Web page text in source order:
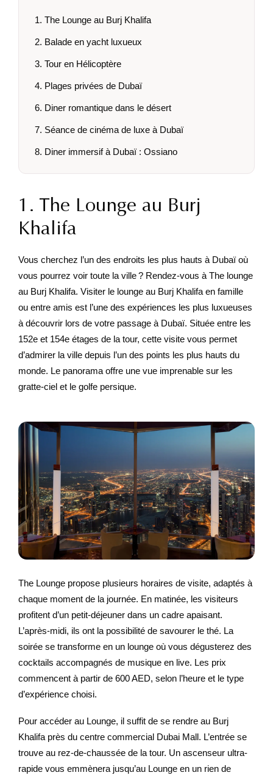
1. The Lounge au Burj Khalifa
2. Balade en yacht luxueux
3. Tour en Hélicoptère
4. Plages privées de Dubaï
6. Diner romantique dans le désert
7. Séance de cinéma de luxe à Dubaï
8. Diner immersif à Dubaï : Ossiano
1. The Lounge au Burj
Khalifa
Vous cherchez l’un des endroits les plus hauts à Dubaï où
vous pourrez voir toute la ville ? Rendez-vous à The lounge
au Burj Khalifa. Visiter le lounge au Burj Khalifa en famille
ou entre amis est l’une des expériences les plus luxueuses
à découvrir lors de votre passage à Dubaï. Située entre les
152e et 154e étages de la tour, cette visite vous permet
d’admirer la ville depuis l’un des points les plus hauts du
monde. Le panorama offre une vue imprenable sur les
gratte-ciel et le golfe persique.
The Lounge propose plusieurs horaires de visite, adaptés à
chaque moment de la journée. En matinée, les visiteurs
profitent d’un petit-déjeuner dans un cadre apaisant.
L’après-midi, ils ont la possibilité de savourer le thé. La
soirée se transforme en un lounge où vous dégusterez des
cocktails accompagnés de musique en live. Les prix
commencent à partir de 600 AED, selon l’heure et le type
d’expérience choisi.
Pour accéder au Lounge, il suffit de se rendre au Burj
Khalifa près du centre commercial Dubai Mall. L’entrée se
trouve au rez-de-chaussée de la tour. Un ascenseur ultra-
rapide vous emmènera jusqu’au Lounge en un rien de